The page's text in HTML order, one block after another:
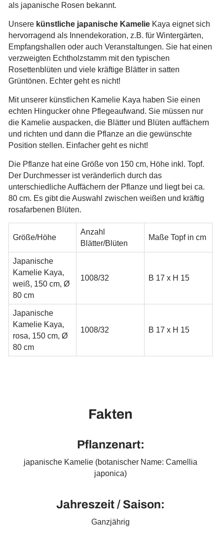
als japanische Rosen bekannt.
Unsere künstliche japanische Kamelie Kaya eignet sich
hervorragend als Innendekoration, z.B. für Wintergärten,
Empfangshallen oder auch Veranstaltungen. Sie hat einen
verzweigten Echtholzstamm mit den typischen
Rosettenblüten und viele kräftige Blätter in satten
Grüntönen. Echter geht es nicht!
Mit unserer künstlichen Kamelie Kaya haben Sie einen
echten Hingucker ohne Pflegeaufwand. Sie müssen nur
die Kamelie auspacken, die Blätter und Blüten auffächern
und richten und dann die Pflanze an die gewünschte
Position stellen. Einfacher geht es nicht!
Die Pflanze hat eine Größe von 150 cm, Höhe inkl. Topf.
Der Durchmesser ist veränderlich durch das
unterschiedliche Auffächern der Pflanze und liegt bei ca.
80 cm. Es gibt die Auswahl zwischen weißen und kräftig
rosafarbenen Blüten.
Größe/Höhe
Anzahl
Blätter/Blüten
Maße Topf in cm
Japanische
Kamelie Kaya,
weiß, 150 cm, Ø
80 cm
1008/32 B 17 x H 15
Japanische
Kamelie Kaya,
rosa, 150 cm, Ø
80 cm
1008/32 B 17 x H 15
Fakten
Pflanzenart:
japanische Kamelie (botanischer Name: Camellia
japonica)
Jahreszeit / Saison:
Ganzjährig